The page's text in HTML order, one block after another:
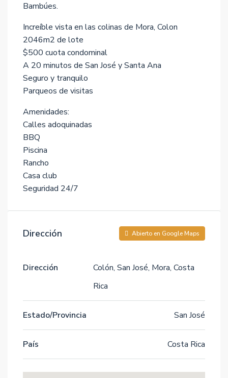
Bambúes.
Increíble vista en las colinas de Mora, Colon
2046m2 de lote
$500 cuota condominal
A 20 minutos de San José y Santa Ana
Seguro y tranquilo
Parqueos de visitas
Amenidades:
Calles adoquinadas
BBQ
Piscina
Rancho
Casa club
Seguridad 24/7
Dirección Abierto en Google Maps
Dirección
Colón, San José, Mora, Costa
Rica
Estado/Provincia San José
País Costa Rica